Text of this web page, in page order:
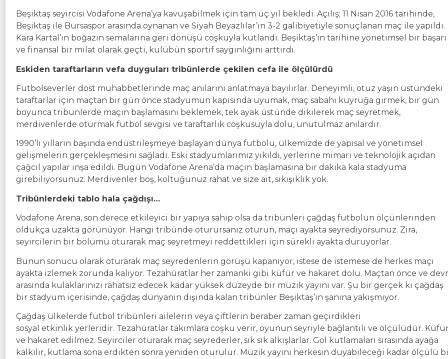
Beşiktaş seyircisi Vodafone Arena’ya kavuşabilmek için tam üç yıl bekledi. Açılış; 11 Nisan 2016 tarihinde,
Beşiktaş ile Bursaspor arasında oynanan ve Siyah Beyazlılar’ın 3-2 galibiyetiyle sonuçlanan maç ile yapıldı.
Kara Kartal’ın boğazın semalarına geri dönüşü coşkuyla kutlandı. Beşiktaş’ın tarihine yönetimsel bir başarı
ve finansal bir milat olarak geçti, kulübün sportif saygınlığını arttırdı.
Eskiden taraftarların vefa duyguları tribünlerde çekilen cefa ile ölçülürdü
Futbolseverler dost muhabbetlerinde maç anılarını anlatmaya bayılırlar. Deneyimli, otuz yaşın üstündeki
taraftarlar için maçtan bir gün önce stadyumun kapısında uyumak, maç sabahı kuyruğa girmek, bir gün
boyunca tribünlerde maçın başlamasını beklemek, tek ayak üstünde dikilerek maç seyretmek,
merdivenlerde oturmak futbol sevgisi ve taraftarlık coşkusuyla dolu, unutulmaz anılardır.
1990’lı yılların başında endüstrileşmeye başlayan dünya futbolu, ülkemizde de yapısal ve yönetimsel
gelişmelerin gerçekleşmesini sağladı. Eski stadyumlarımız yıkıldı, yerlerine mimari ve teknolojik açıdan
çağcıl yapılar inşa edildi. Bugün Vodafone Arena’da maçın başlamasına bir dakika kala stadyuma
girebiliyorsunuz. Merdivenler boş, koltuğunuz rahat ve size ait, sıkışıklık yok.
Tribünlerdeki tablo hala çağdışı…
Vodafone Arena, son derece etkileyici bir yapıya sahip olsa da tribünleri çağdaş futbolun ölçünlerinden
oldukça uzakta görünüyor. Hangi tribünde oturursanız oturun, maçı ayakta seyrediyorsunuz. Zira,
seyircilerin bir bölümü oturarak maç seyretmeyi reddettikleri için sürekli ayakta duruyorlar.
Bunun sonucu olarak oturarak maç seyredenlerin görüşü kapanıyor, istese de istemese de herkes maçı
ayakta izlemek zorunda kalıyor. Tezahüratlar her zamanki gibi küfür ve hakaret dolu. Maçtan önce ve
arasında kulaklarınızı rahatsız edecek kadar yüksek düzeyde bir müzik yayını var. Şu bir gerçek ki çağdaş
bir stadyum içerisinde, çağdaş dünyanın dışında kalan tribünler Beşiktaş’ın şanına yakışmıyor.
Çağdaş ülkelerde futbol tribünleri ailelerin veya çiftlerin beraber zaman geçirdikleri
sosyal etkinlik yerleridir. Tezahüratlar takımlara coşku verir, oyunun seyriyle bağlantılı ve ölçülüdür. Küfür
ve hakaret edilmez. Seyirciler oturarak maç seyrederler, sık sık alkışlarlar. Gol kutlamaları sırasında ayağa
kalkılır, kutlama sona erdikten sonra yeniden oturulur. Müzik yayını herkesin duyabileceği kadar ölçülü